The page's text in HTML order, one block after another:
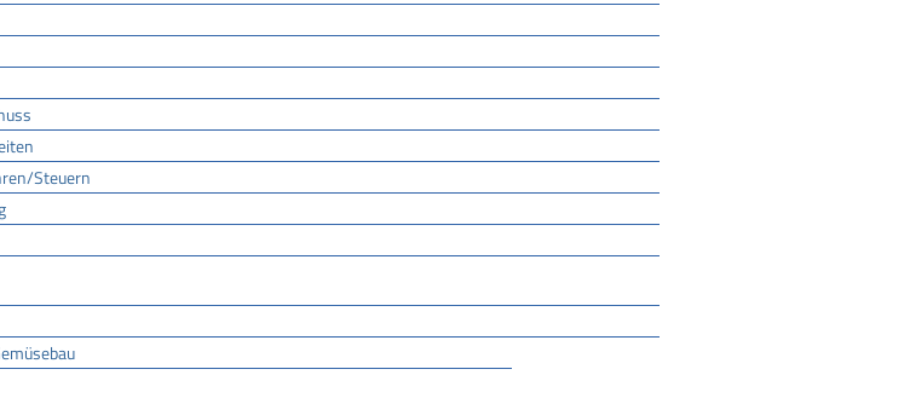
Steuern